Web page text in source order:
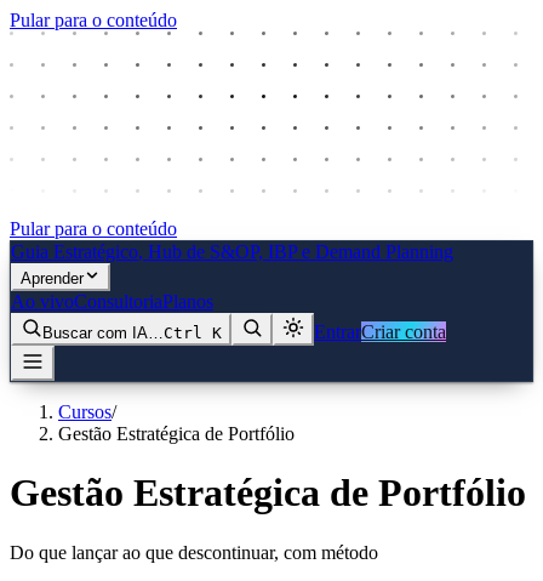
Pular para o conteúdo
Pular para o conteúdo
Guia Estratégico, Hub de S&OP, IBP e Demand Planning
Aprender
Ao vivoConsultoriaPlanos
Buscar com IA…Ctrl K EntrarCriar conta
Cursos/
Gestão Estratégica de Portfólio
Gestão Estratégica de Portfólio
Do que lançar ao que descontinuar, com método